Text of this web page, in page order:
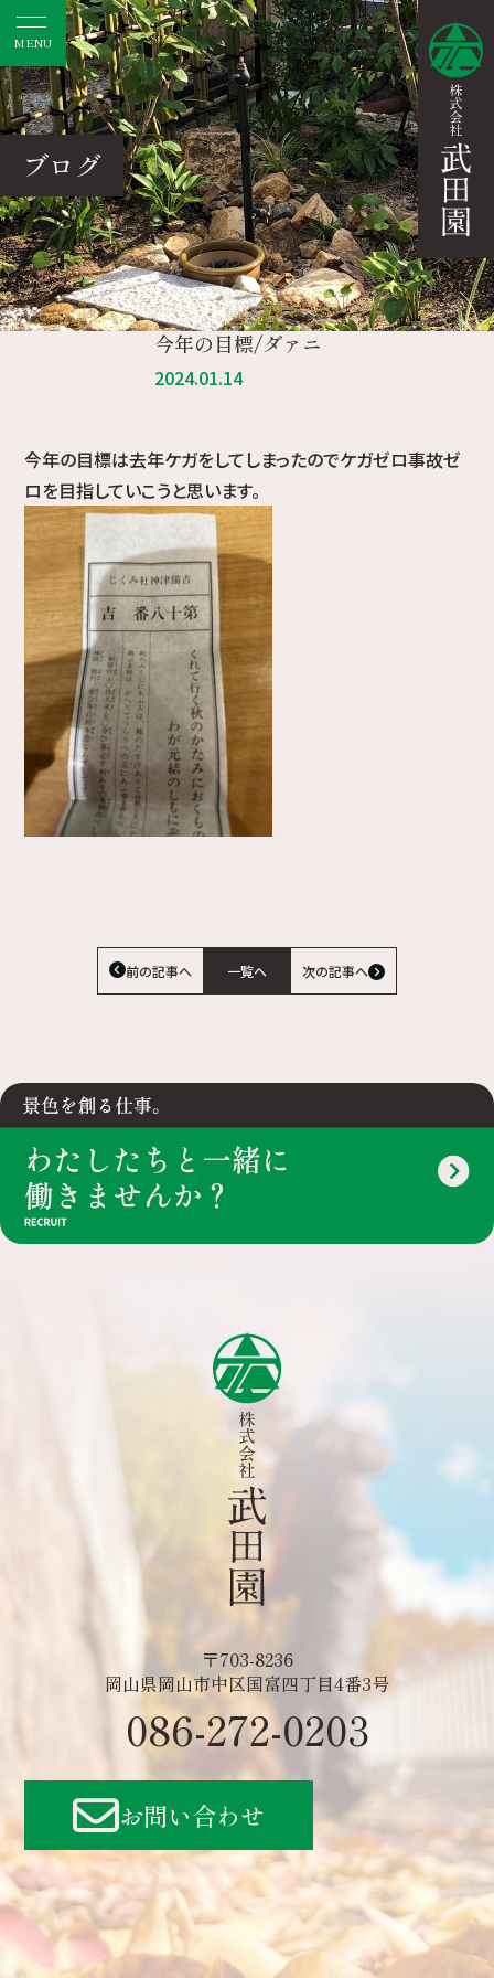
MENU
ブログ
今年の目標/ダァニ
2024.01.14
今年の目標は去年ケガをしてしまったのでケガゼロ事故ゼ
ロを目指していこうと思います。
前の記事へ 一覧へ 次の記事へ
〒703-8236
岡山県岡山市中区国富四丁目4番3号
086-272-0203
お問い合わせ